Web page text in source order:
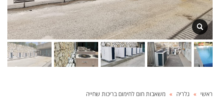
ראשי » גלריה » משאבות חום לחימום בריכות שחייה